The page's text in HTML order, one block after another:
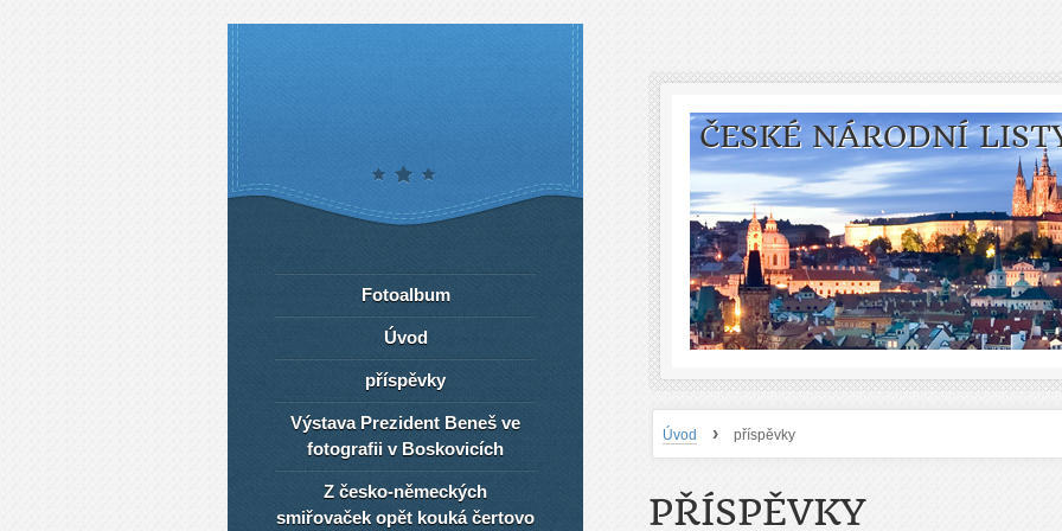
ČESKÉ NÁRODNÍ
Úvod › příspěvky
PŘÍSPĚVKY
Fotoalbum
Úvod
příspěvky
Výstava Prezident Beneš ve
fotografii v Boskovicích
Z česko-německých
smiřovaček opět kouká čertovo